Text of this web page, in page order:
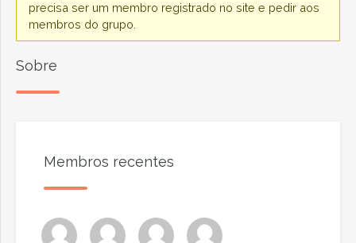
precisa ser um membro registrado no site e pedir aos
membros do grupo.
Sobre
Membros recentes